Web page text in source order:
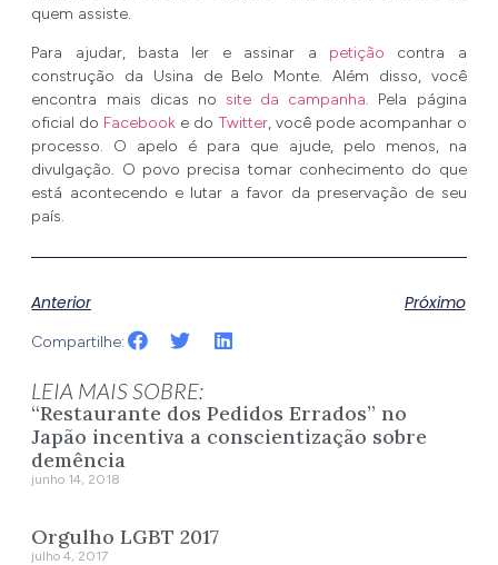
quem assiste.
Para ajudar, basta ler e assinar a petição contra a
construção da Usina de Belo Monte. Além disso, você
encontra mais dicas no site da campanha. Pela página
oficial do Facebook e do Twitter, você pode acompanhar o
processo. O apelo é para que ajude, pelo menos, na
divulgação. O povo precisa tomar conhecimento do que
está acontecendo e lutar a favor da preservação de seu
país.
Anterior Próximo
Compartilhe:
LEIA MAIS SOBRE:
“Restaurante dos Pedidos Errados” no
Japão incentiva a conscientização sobre
demência
junho 14, 2018
Orgulho LGBT 2017
julho 4, 2017